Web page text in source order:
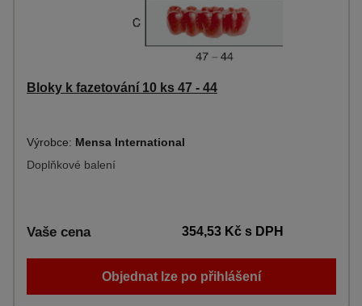
Bloky k fazetování 10 ks 47 - 44
Výrobce: Mensa International
Doplňkové balení
Vaše cena 354,53 Kčs DPH
Objednat lze po přihlášení